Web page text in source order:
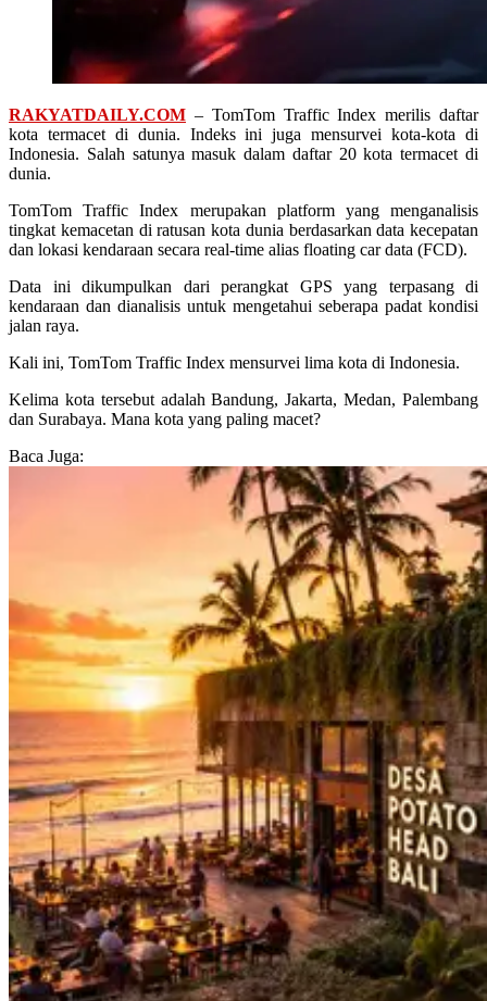
RAKYATDAILY.COM – TomTom Traffic Index merilis daftar
kota termacet di dunia. Indeks ini juga mensurvei kota-kota di
Indonesia. Salah satunya masuk dalam daftar 20 kota termacet di
dunia.
TomTom Traffic Index merupakan platform yang menganalisis
tingkat kemacetan di ratusan kota dunia berdasarkan data kecepatan
dan lokasi kendaraan secara real-time alias floating car data (FCD).
Data ini dikumpulkan dari perangkat GPS yang terpasang di
kendaraan dan dianalisis untuk mengetahui seberapa padat kondisi
jalan raya.
Kali ini, TomTom Traffic Index mensurvei lima kota di Indonesia.
Kelima kota tersebut adalah Bandung, Jakarta, Medan, Palembang
dan Surabaya. Mana kota yang paling macet?
Baca Juga: